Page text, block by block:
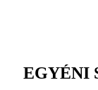
EGYÉNI